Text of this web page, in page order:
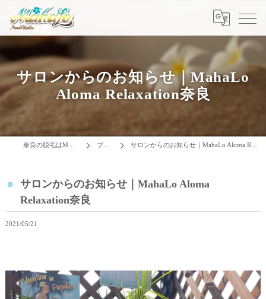
サロンからのお知らせ｜MahaLo
Aloma Relaxation奈良
奈良の脱毛はMAHALO ブログ サロンからのお知らせ｜MahaLo Aloma Relaxation奈良
サロンからのお知らせ｜MahaLo Aloma
Relaxation奈良
2021/05/21